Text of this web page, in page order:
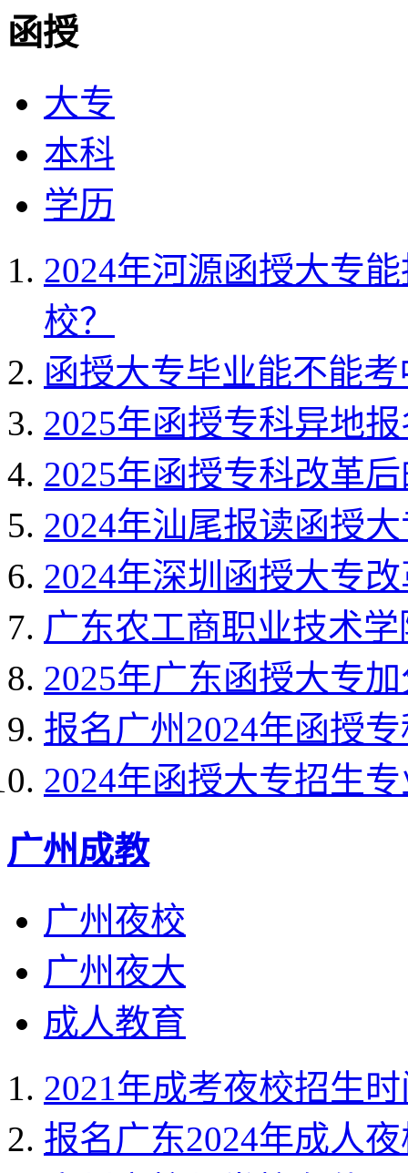
函授
大专
本科
学历
2024年河源函授大专
校？
函授大专毕业能不能
2025年函授专科异地
2025年函授专科改革
2024年汕尾报读函授
2024年深圳函授大专
广东农工商职业技术
2025年广东函授大专
报名广州2024年函授
2024年函授大专招生
广州成教
广州夜校
广州夜大
成人教育
2021年成考夜校招生
报名广东2024年成人